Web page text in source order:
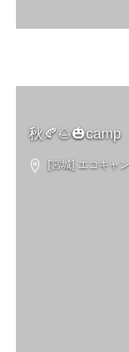
秋🍂🌰🎃camp
[宮城] エコキャ